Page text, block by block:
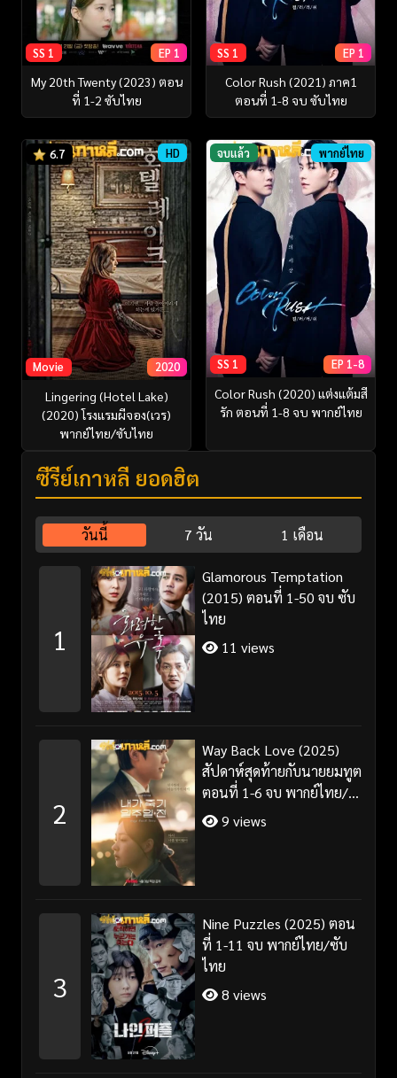
SS 1 EP 1
My 20th Twenty (2023) ตอน
ที่ 1-2 ซับไทย
SS 1 EP 1
Color Rush (2021) ภาค1
ตอนที่ 1-8 จบ ซับไทย
6.7 HD
Movie 2020
Lingering (Hotel Lake)
(2020) โรงแรมผีจอง(เวร)
พากย์ไทย/ซับไทย
จบแล้ว พากย์ไทย
SS 1 EP 1-8
Color Rush (2020) แต่งแต้มสี
รัก ตอนที่ 1-8 จบ พากย์ไทย
ซีรี่ย์เกาหลี ยอดฮิต
วันนี้ 7 วัน 1 เดือน
1
Glamorous Temptation
(2015) ตอนที่ 1-50 จบ ซับ
ไทย
11 views
2
Way Back Love (2025)
สัปดาห์สุดท้ายกับนายยมทูต
ตอนที่ 1-6 จบ พากย์ไทย/
ซับไทย
9 views
3
Nine Puzzles (2025) ตอน
ที่ 1-11 จบ พากย์ไทย/ซับ
ไทย
8 views